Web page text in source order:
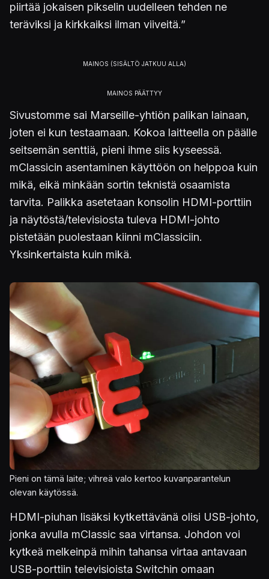
piirtää jokaisen pikselin uudelleen tehden ne
teräviksi ja kirkkaiksi ilman viiveitä.”
Sivustomme sai Marseille-yhtiön palikan lainaan,
joten ei kun testaamaan. Kokoa laitteella on päälle
seitsemän senttiä, pieni ihme siis kyseessä.
mClassicin asentaminen käyttöön on helppoa kuin
mikä, eikä minkään sortin teknistä osaamista
tarvita. Palikka asetetaan konsolin HDMI-porttiin
ja näytöstä/televisiosta tuleva HDMI-johto
pistetään puolestaan kiinni mClassiciin.
Yksinkertaista kuin mikä.
Kuva
Pieni on tämä laite; vihreä valo kertoo kuvanparantelun
olevan käytössä.
HDMI-piuhan lisäksi kytkettävänä olisi USB-johto,
jonka avulla mClassic saa virtansa. Johdon voi
kytkeä melkeinpä mihin tahansa virtaa antavaan
USB-porttiin televisioista Switchin omaan